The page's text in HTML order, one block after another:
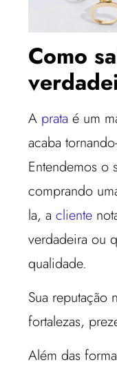
Como
A prata é um
acaba
Entendemos o
comprando
la, acliente
verdadeira ou
qualidade.
Sua reputação
fortalezas,
Além das